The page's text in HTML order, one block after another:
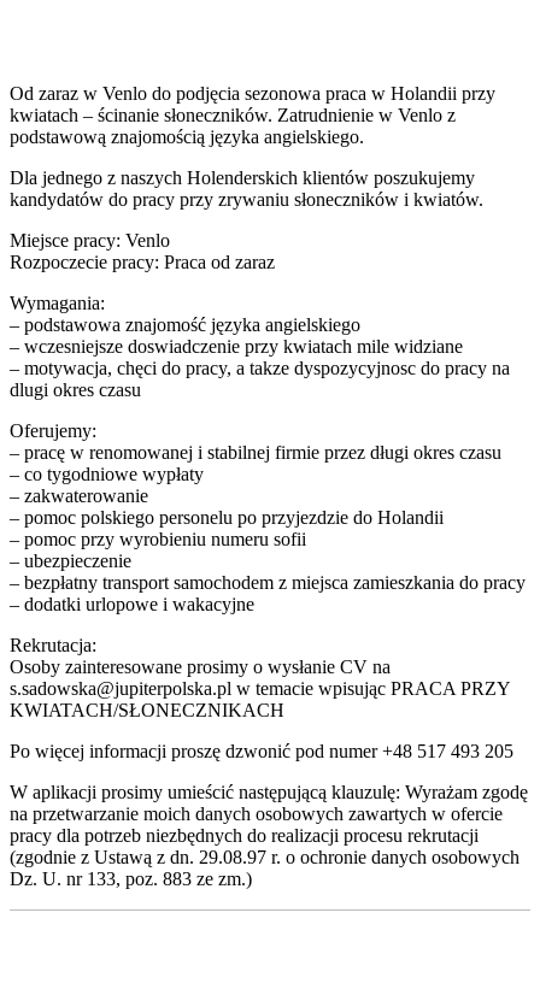
Od zaraz w Venlo do podjęcia sezonowa praca w Holandii przy
kwiatach – ścinanie słoneczników. Zatrudnienie w Venlo z
podstawową znajomością języka angielskiego.
Dla jednego z naszych Holenderskich klientów poszukujemy
kandydatów do pracy przy zrywaniu słoneczników i kwiatów.
Miejsce pracy: Venlo
Rozpoczecie pracy: Praca od zaraz
Wymagania:
– podstawowa znajomość języka angielskiego
– wczesniejsze doswiadczenie przy kwiatach mile widziane
– motywacja, chęci do pracy, a takze dyspozycyjnosc do pracy na
dlugi okres czasu
Oferujemy:
– pracę w renomowanej i stabilnej firmie przez długi okres czasu
– co tygodniowe wypłaty
– zakwaterowanie
– pomoc polskiego personelu po przyjezdzie do Holandii
– pomoc przy wyrobieniu numeru sofii
– ubezpieczenie
– bezpłatny transport samochodem z miejsca zamieszkania do pracy
– dodatki urlopowe i wakacyjne
Rekrutacja:
Osoby zainteresowane prosimy o wysłanie CV na
s.sadowska@jupiterpolska.pl w temacie wpisując PRACA PRZY
KWIATACH/SŁONECZNIKACH
Po więcej informacji proszę dzwonić pod numer +48 517 493 205
W aplikacji prosimy umieścić następującą klauzulę: Wyrażam zgodę
na przetwarzanie moich danych osobowych zawartych w ofercie
pracy dla potrzeb niezbędnych do realizacji procesu rekrutacji
(zgodnie z Ustawą z dn. 29.08.97 r. o ochronie danych osobowych
Dz. U. nr 133, poz. 883 ze zm.)